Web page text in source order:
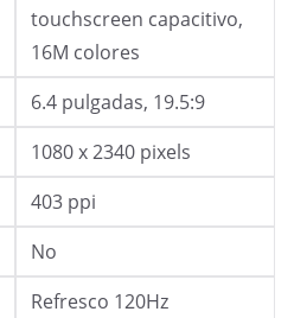
touchscreen capacitivo,
16M colores
6.4 pulgadas, 19.5:9
1080 x 2340 pixels
403 ppi
No
Refresco 120Hz